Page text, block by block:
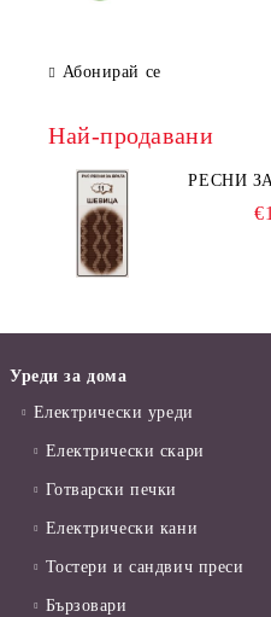
Абонирай се
Най-продавани
РЕСНИ
Уреди за дома
Електрически уреди
Електрически скари
Готварски печки
Електрически кани
Тостери и сандвич преси
Бързовари